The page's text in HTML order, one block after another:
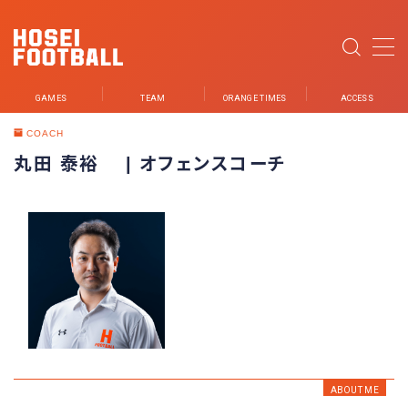
MENU
GAMES
PLAYER
STUDENT STAFF
STAFF
PARTNER
GAMES TEAM ORANGE TIMES ACCESS
COACH
丸田 泰裕 | オフェンスコーチ
ABOUT ME